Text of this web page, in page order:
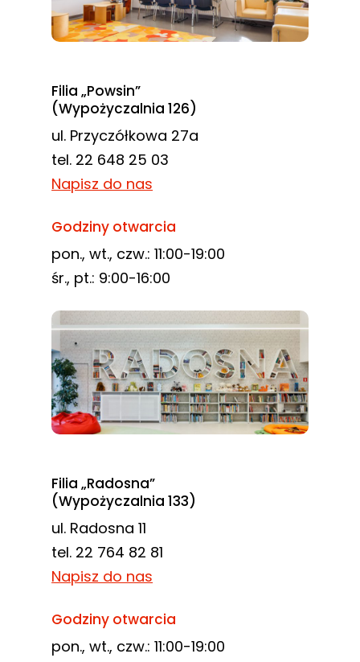
Filia „Powsin”
(Wypożyczalnia 126)
ul. Przyczółkowa 27a
tel. 22 648 25 03
Napisz do nas
Godziny otwarcia
pon., wt., czw.: 11:00-19:00
śr., pt.: 9:00-16:00
Filia „Radosna”
(Wypożyczalnia 133)
ul. Radosna 11
tel. 22 764 82 81
Napisz do nas
Godziny otwarcia
pon., wt., czw.: 11:00-19:00